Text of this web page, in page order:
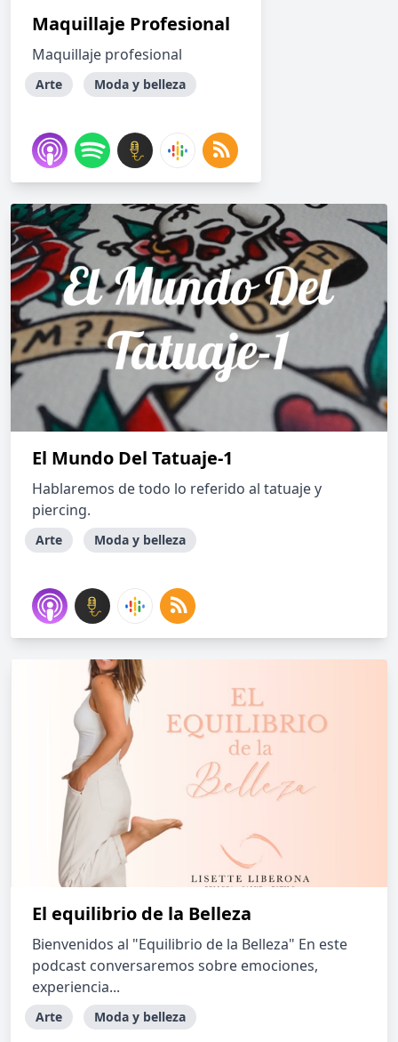
Maquillaje Profesional
Maquillaje profesional
Arte Moda y belleza
El Mundo Del Tatuaje-1
Hablaremos de todo lo referido al tatuaje y
piercing.
Arte Moda y belleza
El equilibrio de la Belleza
Bienvenidos al "Equilibrio de la Belleza" En este
podcast conversaremos sobre emociones,
experiencia...
Arte Moda y belleza